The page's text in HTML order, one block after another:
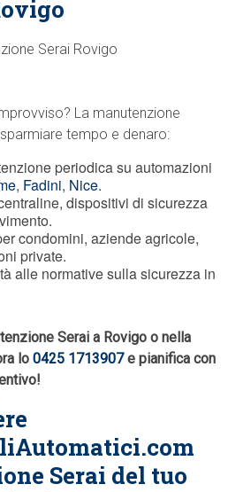
La manutenzione
tempo e denaro:
periodica su automazioni
, Fadini, Nice.
dispositivi di sicurezza
condomini, aziende agricole,
private.
alle normative sulla sicurezza in
Serai a Rovigo o nella
lo0425 1713907e pianifica con
Serai del tuo